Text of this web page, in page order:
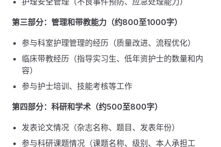
第三部分：管理和带教能力（约800至1000字）
参与科室护理管理的经历（质量改进、流程优化）
临床带教经历（指导实习生、低年资护士的数量和内
容）
参与护士培训、技能考核等工作
第四部分：科研和学术（约500至800字）
发表论文情况（杂志名称、题目、发表年份）
参与科研课题情况（课题名称、级别、本人承担工